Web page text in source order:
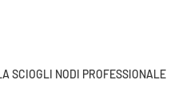
SCIOGLI NODI PROFESSIONALE